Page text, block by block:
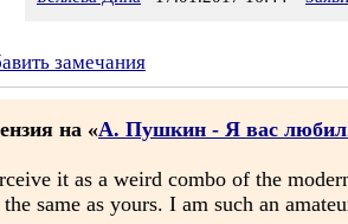
замечания
на «А. Пушкин - Я вас
it as a weird combo of the
the same as yours. I am such an